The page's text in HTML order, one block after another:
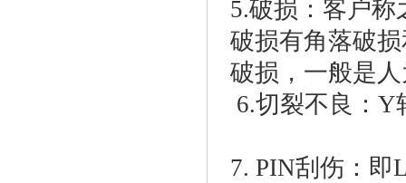
5.破损：客户
破损有角落破
破损，一般是
6.切裂不良：Y
7. PIN刮伤：即